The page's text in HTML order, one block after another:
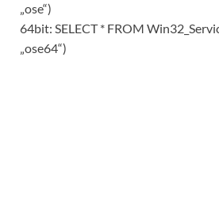
„ose“)
64bit: SELECT * FROM
„ose64“)